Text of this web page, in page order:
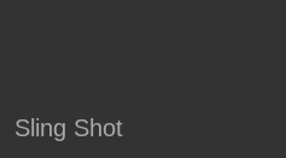
Sling Shot